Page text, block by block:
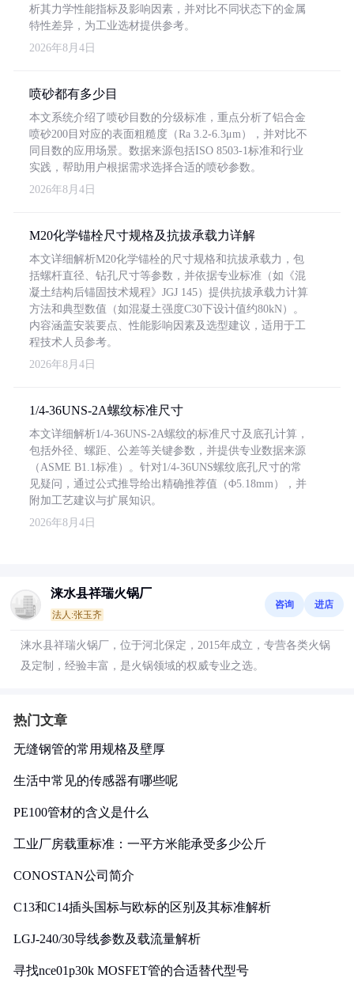
析其力学性能指标及影响因素，并对比不同状态下的金属
特性差异，为工业选材提供参考。
2026年8月4日
喷砂都有多少目
本文系统介绍了喷砂目数的分级标准，重点分析了铝合金
喷砂200目对应的表面粗糙度（Ra 3.2-6.3μm），并对比不
同目数的应用场景。数据来源包括ISO 8503-1标准和行业
实践，帮助用户根据需求选择合适的喷砂参数。
2026年8月4日
M20化学锚栓尺寸规格及抗拔承载力详解
本文详细解析M20化学锚栓的尺寸规格和抗拔承载力，包
括螺杆直径、钻孔尺寸等参数，并依据专业标准（如《混
凝土结构后锚固技术规程》JGJ 145）提供抗拔承载力计算
方法和典型数值（如混凝土强度C30下设计值约80kN）。
内容涵盖安装要点、性能影响因素及选型建议，适用于工
程技术人员参考。
2026年8月4日
1/4-36UNS-2A螺纹标准尺寸
本文详细解析1/4-36UNS-2A螺纹的标准尺寸及底孔计算，
包括外径、螺距、公差等关键参数，并提供专业数据来源
（ASME B1.1标准）。针对1/4-36UNS螺纹底孔尺寸的常
见疑问，通过公式推导给出精确推荐值（Φ5.18mm），并
附加工艺建议与扩展知识。
2026年8月4日
涞水县祥瑞火锅厂
法人:张玉齐
咨询 进店
涞水县祥瑞火锅厂，位于河北保定，2015年成立，专营各类火锅
及定制，经验丰富，是火锅领域的权威专业之选。
热门文章
无缝钢管的常用规格及壁厚
生活中常见的传感器有哪些呢
PE100管材的含义是什么
工业厂房载重标准：一平方米能承受多少公斤
CONOSTAN公司简介
C13和C14插头国标与欧标的区别及其标准解析
LGJ-240/30导线参数及载流量解析
寻找nce01p30k MOSFET管的合适替代型号